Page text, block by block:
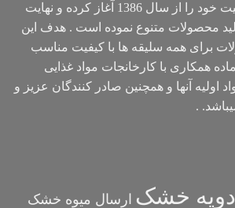
فعالیت خود را از سال 1386 آغاز کرده و نهایت
محصولات متنوع نموده است . هدف این
برای همه سلیقه ها با کیفیت مناسب
همکاری با کارخانجات مواد غذایی
اولیه آنها و همچنین صادر کنندگان عزیز و
.
ادویه خشک ارسال میوه خشک